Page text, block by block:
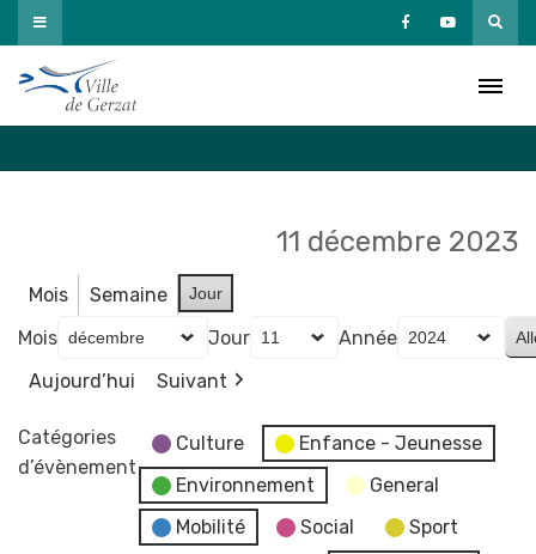
Passer
au
contenu
11 décembre 2023
Mois Semaine Jour
Mois Jour
Année
Aujourd’hui
Suivant
Catégories
d’évènement
Culture
Enfance - Jeunesse
Environnement
General
Mobilité
Social
Sport